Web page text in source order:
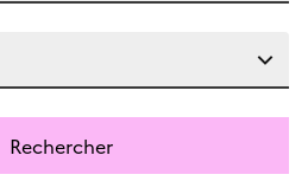
Rechercher